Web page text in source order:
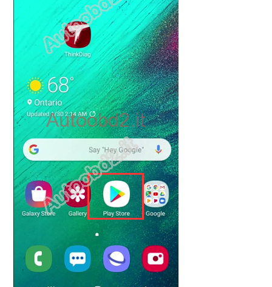
XHORSE VVDI